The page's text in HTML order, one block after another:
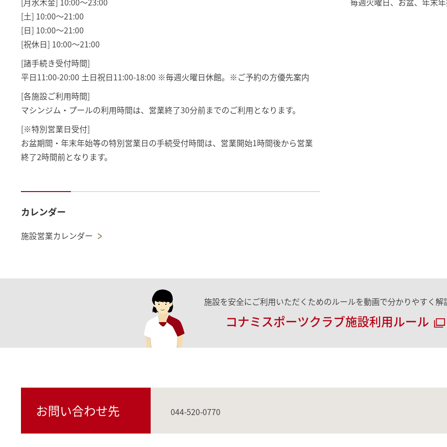
[土] 10:00～21:00
[日] 10:00～21:00
[祝休日] 10:00～21:00
[諸手続き受付時間]
平日11:00-20:00 土日祝日11:00-18:00 ※毎週火曜日休館。※ご予約の方優先案内
[各施設ご利用時間]
マシンジム・プールの利用時間は、営業終了30分前までのご利用となります。
[※特別営業日受付]
お盆期間・年末年始等の特別営業日の手続受付時間は、営業開始1時間後から営業
終了2時間前となります。
カレンダー
施設営業カレンダー
施設を安全にご利用いただくためのルールを動画で分かりやすく解
コナミスポーツクラブ施設利用ルール
お問い合わせ先 044-520-0770